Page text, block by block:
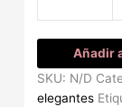
Añadir
SKU: N/D
elegantes